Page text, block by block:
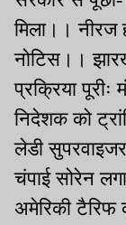
मिला।। नीरज
नोटिस।।
प्रक्रिया
निदेशक को
लेडी
चंपाई सोरेन
अमेरिकी टैरिफ